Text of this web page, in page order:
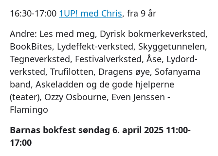
16:30-17:00 1UP! med Chris, fra 9 år
Andre: Les med meg, Dyrisk bokmerkeverksted,
BookBites, Lydeffekt-verksted, Skyggetunnelen,
Tegneverksted, Festivalverksted, Åse, Lydord-
verksted, Trufilotten, Dragens øye, Sofanyama
band, Askeladden og de gode hjelperne
(teater), Ozzy Osbourne, Even Jenssen -
Flamingo
Barnas bokfest søndag 6. april 2025 11:00-
17:00